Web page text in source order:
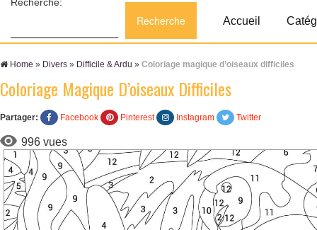
Accueil
Home » Divers » Difficile & Ardu » Coloriage magique d’oiseaux difficiles
Coloriage Magique D’oiseaux Difficiles
Partager: Facebook Pinterest Instagram Twitter
996 vues